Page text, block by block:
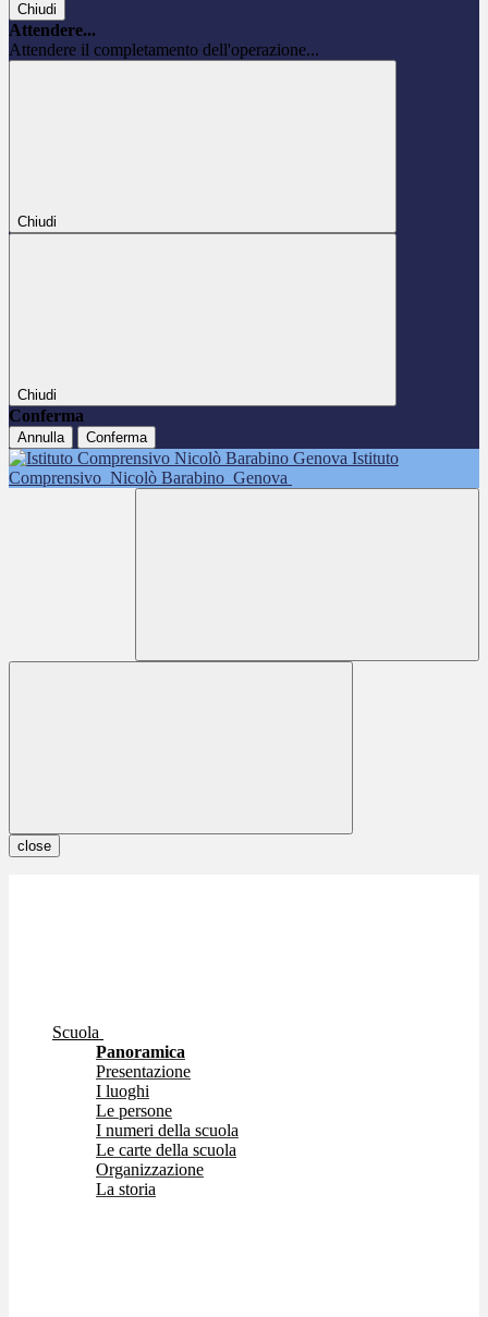
Chiudi
Attendere...
Attendere il completamento dell'operazione...
Chiudi
Chiudi
Conferma
Annulla Conferma
Istituto
Comprensivo Nicolò Barabino Genova
close
Scuola
Panoramica
Presentazione
I luoghi
Le persone
I numeri della scuola
Le carte della scuola
Organizzazione
La storia